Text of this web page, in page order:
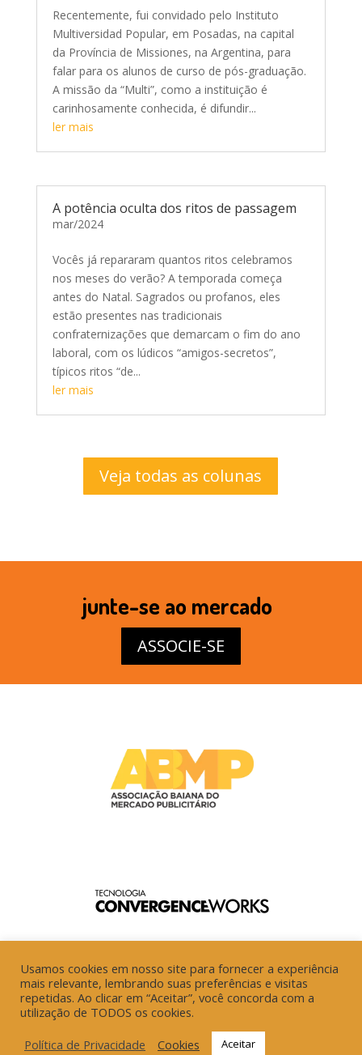
Recentemente, fui convidado pelo Instituto
Multiversidad Popular, em Posadas, na capital
da Província de Missiones, na Argentina, para
falar para os alunos de curso de pós-graduação.
A missão da “Multi”, como a instituição é
carinhosamente conhecida, é difundir...
ler mais
A potência oculta dos ritos de passagem
mar/2024
Vocês já repararam quantos ritos celebramos
nos meses do verão? A temporada começa
antes do Natal. Sagrados ou profanos, eles
estão presentes nas tradicionais
confraternizações que demarcam o fim do ano
laboral, com os lúdicos “amigos-secretos”,
típicos ritos “de...
ler mais
Veja todas as colunas
junte-se ao mercado
ASSOCIE-SE
Usamos cookies em nosso site para fornecer a experiência
mais relevante, lembrando suas preferências e visitas
repetidas. Ao clicar em “Aceitar”, você concorda com a
utilização de TODOS os cookies.
Política de Privacidade
Cookies Aceitar